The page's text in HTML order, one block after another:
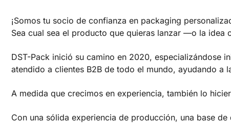
¡Somos tu socio de confianza en packaging
Sea cual sea el producto que quieras lanzar —o la idea
DST-Pack inició su camino en 2020, especializándose
atendido a clientes B2B de todo el mundo, ayudando a
A medida que crecimos en experiencia, también lo
Con una sólida experiencia de producción, una base